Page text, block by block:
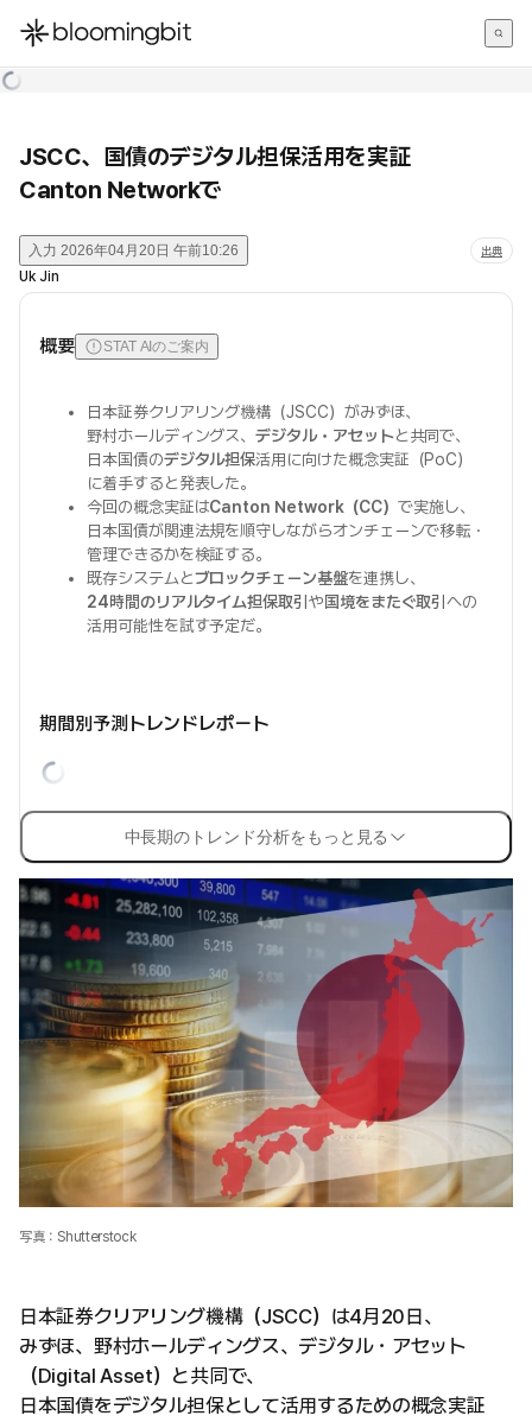
한국어
JSCC、国債のデジタル担保活用を実証
Canton Networkで
入力 2026年04月20日 午前10:26 出典
Uk Jin
概要 STAT AIのご案内
日本証券クリアリング機構（JSCC）がみずほ、
野村ホールディングス、デジタル・アセットと共同で、
日本国債のデジタル担保活用に向けた概念実証（PoC）
に着手すると発表した。
今回の概念実証はCanton Network（CC）で実施し、
日本国債が関連法規を順守しながらオンチェーンで移転・
管理できるかを検証する。
既存システムとブロックチェーン基盤を連携し、
24時間のリアルタイム担保取引 や国境をまたぐ取引への
活用可能性を試す予定だ。
期間別予測トレンドレポート
中長期のトレンド分析をもっと見る
写真：Shutterstock
日本証券クリアリング機構（JSCC）は4月20日、
みずほ、野村ホールディングス、デジタル・アセット
（Digital Asset）と共同で、
日本国債をデジタル担保として活用するための概念実証